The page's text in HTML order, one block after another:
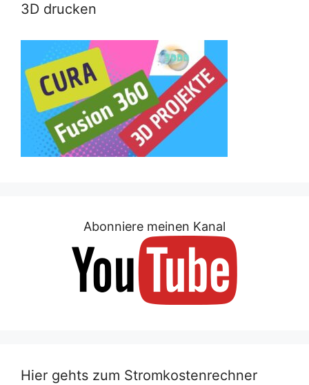
3D drucken
Abonniere meinen Kanal
Hier gehts zum Stromkostenrechner